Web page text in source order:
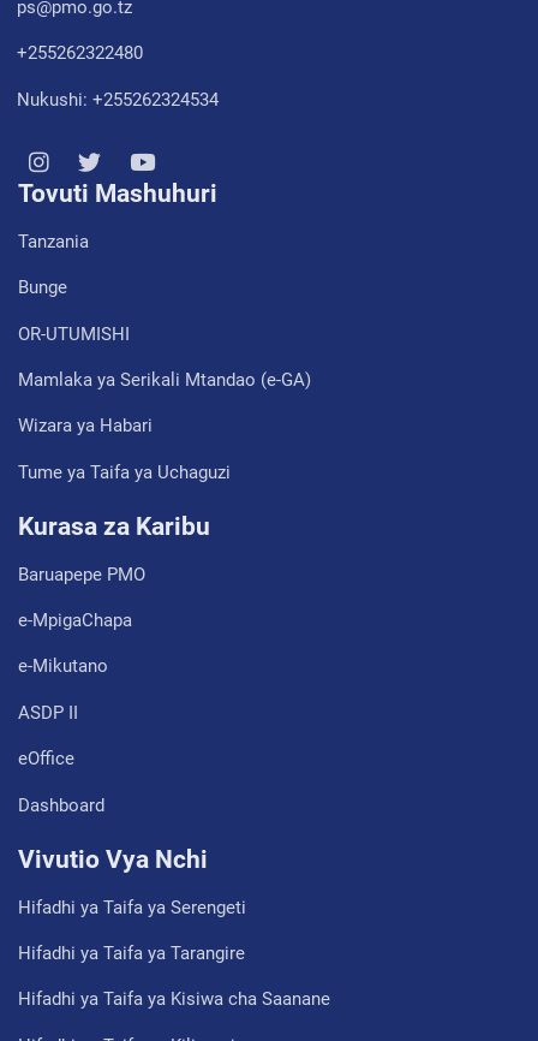
ps@pmo.go.tz
+255262322480
Nukushi: +255262324534
Tovuti Mashuhuri
Tanzania
Bunge
OR-UTUMISHI
Mamlaka ya Serikali Mtandao (e-GA)
Wizara ya Habari
Tume ya Taifa ya Uchaguzi
Kurasa za Karibu
Baruapepe PMO
e-MpigaChapa
e-Mikutano
ASDP II
eOffice
Dashboard
Vivutio Vya Nchi
Hifadhi ya Taifa ya Serengeti
Hifadhi ya Taifa ya Tarangire
Hifadhi ya Taifa ya Kisiwa cha Saanane